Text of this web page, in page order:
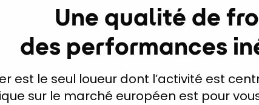
Une qualité de
des performances
est le seul loueur dont l’activité est
sur le marché européen est pour